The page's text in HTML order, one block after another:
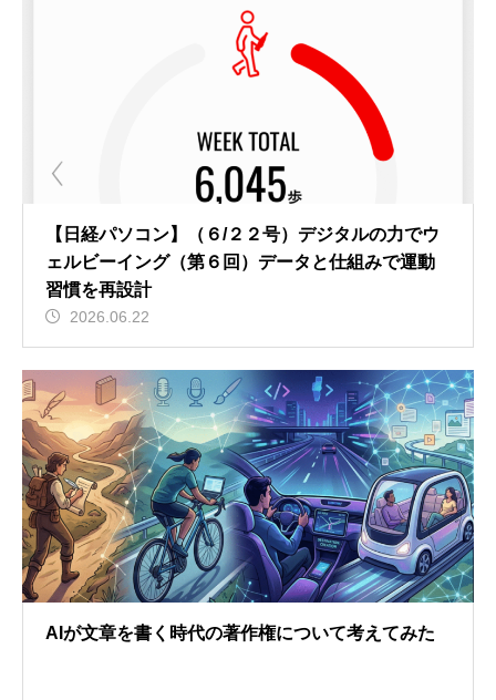
【日経パソコン】（６/２２号）デジタルの力でウ
ェルビーイング（第６回）データと仕組みで運動
習慣を再設計
2026.06.22
AIが文章を書く時代の著作権について考えてみた